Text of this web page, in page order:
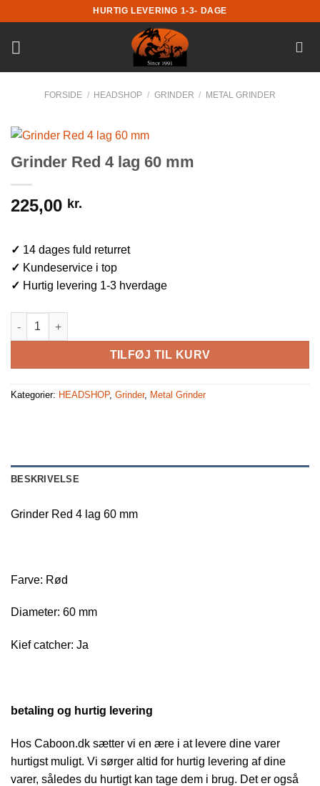
til
indhold
HURTIG LEVERING 1-3- DAGE
FORSIDE / HEADSHOP / GRINDER / METAL GRINDER
Grinder Red 4 lag 60 mm
225,00 kr.
✓ 14 dages fuld returret
✓ Kundeservice i top
✓ Hurtig levering 1-3 hverdage
Grinder Red 4 lag 60 mm antal
TILFØJ TIL KURV
Kategorier: HEADSHOP, Grinder, Metal Grinder
BESKRIVELSE
Grinder Red 4 lag 60 mm
Farve: Rød
Diameter: 60 mm
Kief catcher: Ja
betaling og hurtig levering
Hos Caboon.dk sætter vi en ære i at levere dine varer
hurtigst muligt. Vi sørger altid for hurtig levering af dine
varer, således du hurtigt kan tage dem i brug. Det er også